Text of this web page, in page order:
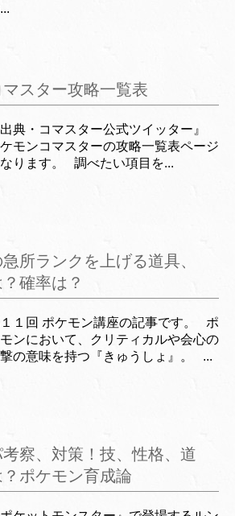
スター攻略一覧表
出典・コマスター公式ツイッター』
モンコマスターの攻略一覧表ページ
ります。 調べたい項目を...
所ランクを上げる道具、
確率は？
１回 ポケモン講座の記事です。 ポ
ンにおいて、クリティカルや会心の
の意味を持つ『きゅうしょ』。 ...
察、対策！技、性格、道
ポケモン育成論